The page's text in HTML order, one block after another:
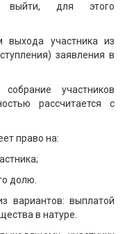
для этого
выхода участника из
заявления в
участников
рассчитается с
право на:
долю.
вариантов: выплатой
в натуре.